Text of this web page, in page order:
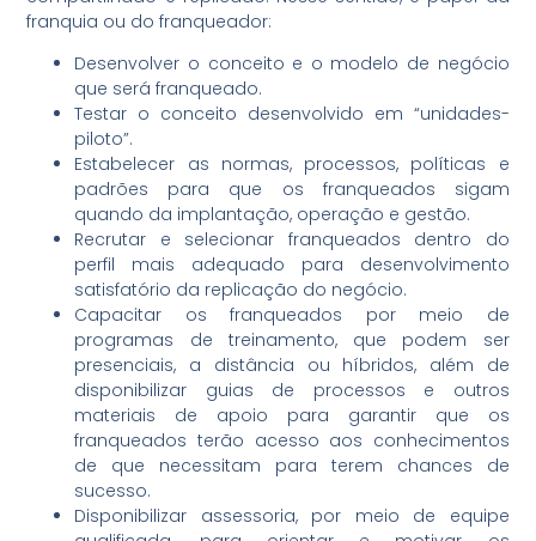
franquia ou do franqueador:
Desenvolver o conceito e o modelo de negócio
que será franqueado.
Testar o conceito desenvolvido em “unidades-
piloto”.
Estabelecer as normas, processos, políticas e
padrões para que os franqueados sigam
quando da implantação, operação e gestão.
Recrutar e selecionar franqueados dentro do
perfil mais adequado para desenvolvimento
satisfatório da replicação do negócio.
Capacitar os franqueados por meio de
programas de treinamento, que podem ser
presenciais, a distância ou híbridos, além de
disponibilizar guias de processos e outros
materiais de apoio para garantir que os
franqueados terão acesso aos conhecimentos
de que necessitam para terem chances de
sucesso.
Disponibilizar assessoria, por meio de equipe